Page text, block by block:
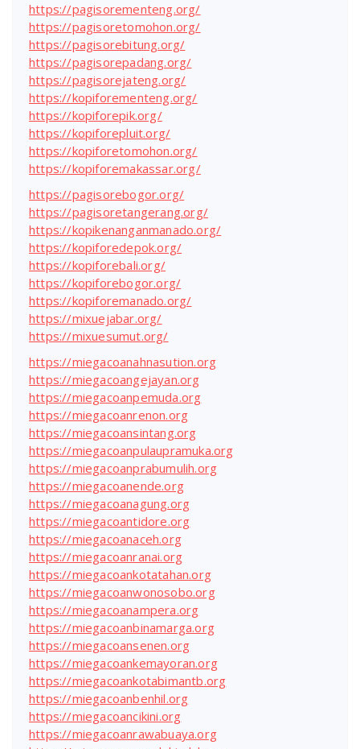
https://pagisorementeng.org/
https://pagisoretomohon.org/
https://pagisorebitung.org/
https://pagisorepadang.org/
https://pagisorejateng.org/
https://kopiforementeng.org/
https://kopiforepik.org/
https://kopiforepluit.org/
https://kopiforetomohon.org/
https://kopiforemakassar.org/
https://pagisorebogor.org/
https://pagisoretangerang.org/
https://kopikenanganmanado.org/
https://kopiforedepok.org/
https://kopiforebali.org/
https://kopiforebogor.org/
https://kopiforemanado.org/
https://mixuejabar.org/
https://mixuesumut.org/
https://miegacoanahnasution.org
https://miegacoangejayan.org
https://miegacoanpemuda.org
https://miegacoanrenon.org
https://miegacoansintang.org
https://miegacoanpulaupramuka.org
https://miegacoanprabumulih.org
https://miegacoanende.org
https://miegacoanagung.org
https://miegacoantidore.org
https://miegacoanaceh.org
https://miegacoanranai.org
https://miegacoankotatahan.org
https://miegacoanwonosobo.org
https://miegacoanampera.org
https://miegacoanbinamarga.org
https://miegacoansenen.org
https://miegacoankemayoran.org
https://miegacoankotabimantb.org
https://miegacoanbenhil.org
https://miegacoancikini.org
https://miegacoanrawabuaya.org